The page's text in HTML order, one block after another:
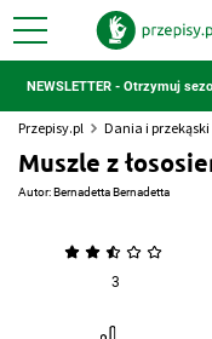
NEWSLETTER - Otrzymuj
Przepisy.pl Dania i przekąski
Muszle z
Autor:Bernadetta Bernadetta
3